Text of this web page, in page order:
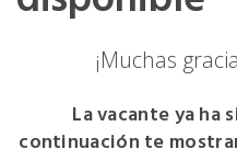
¡Muchas
La vacante ya ha
continuación te